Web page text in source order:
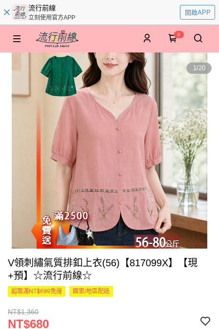
流行前線
立刻使用官方APP
開啟APP
0
1/20
V領刺繡氣質排釦上衣(56)【817099X】【現
+預】☆流行前線☆
超取滿NT$699免運 國家/地區配送
NT$1,360
NT$680